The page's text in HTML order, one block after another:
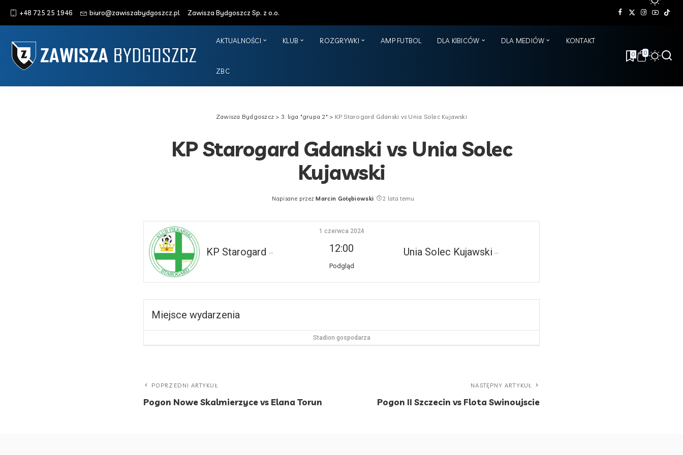
+48 725 25 1946 biuro@zawiszabydgoszcz.pl Zawisza Bydgoszcz Sp. z o.o.
AKTUALNOŚCI KLUB ROZGRYWKI AMP FUTBOL DLA KIBICÓW DLA MEDIÓW KONTAKT
ZBC
0 0
Zawisza Bydgoszcz > 3. liga "grupa 2" > KP Starogard Gdanski vs Unia Solec Kujawski
KP Starogard Gdanski vs Unia Solec
Kujawski
Posted
Napisane przez Marcin Gołębiowski 2 lata temu
KP Starogard Gdański Unia Solec Kujawski
1 czerwca 2024
12:00
Podgląd
Miejsce wydarzenia
Stadion gospodarza
POPRZEDNI ARTYKUŁ
Pogon Nowe Skalmierzyce vs Elana Torun
NASTĘPNY ARTYKUŁ
Pogon II Szczecin vs Flota Swinoujscie